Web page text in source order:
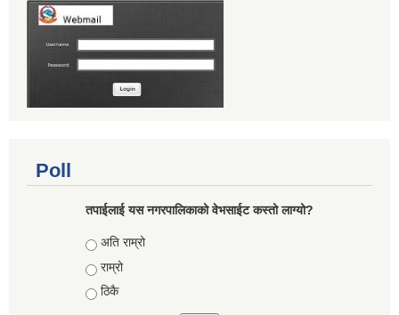
Poll
तपाईलाई यस नगरपालिकाको वेभसाईट कस्तो लाग्यो?
Choices
अति राम्रो
राम्रो
ठिकै